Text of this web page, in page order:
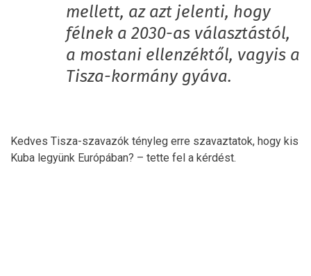
mellett, az azt jelenti, hogy
félnek a 2030-as választástól,
a mostani ellenzéktől, vagyis a
Tisza-kormány gyáva.
Kedves Tisza-szavazók tényleg erre szavaztatok, hogy kis
Kuba legyünk Európában? – tette fel a kérdést.